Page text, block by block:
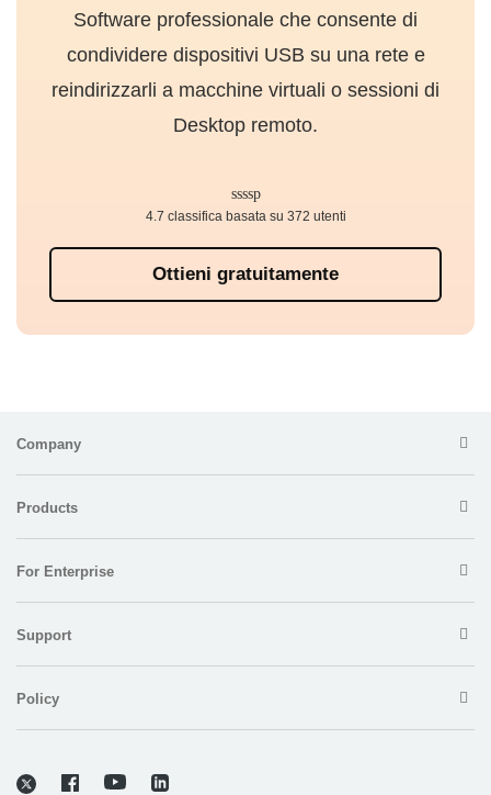
Software professionale che consente di
condividere dispositivi USB su una rete e
reindirizzarli a macchine virtuali o sessioni di
Desktop remoto.
Ottieni gratuitamente
4.7 classifica basata su 372 utenti
Company
Products
For Enterprise
Support
Policy